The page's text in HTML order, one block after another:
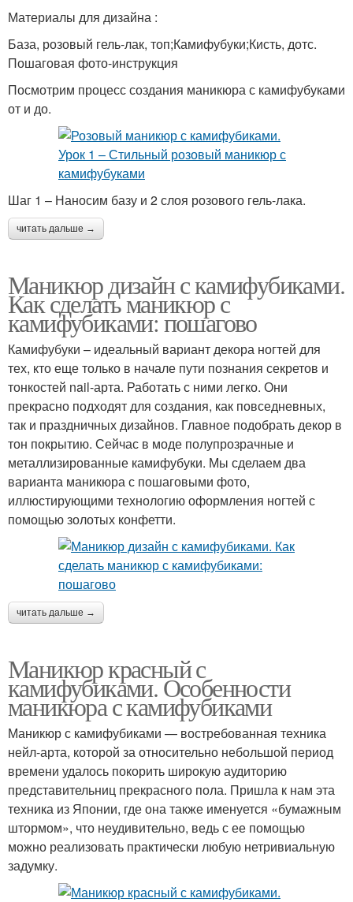
Материалы для дизайна :
База, розовый гель-лак, топ;Камифубуки;Кисть, дотс.
Пошаговая фото-инструкция
Посмотрим процесс создания маникюра с камифубуками
от и до.
Шаг 1 – Наносим базу и 2 слоя розового гель-лака.
читать дальше →
Маникюр дизайн с камифубиками.
Как сделать маникюр с
камифубиками: пошагово
Камифубуки – идеальный вариант декора ногтей для
тех, кто еще только в начале пути познания секретов и
тонкостей nail-арта. Работать с ними легко. Они
прекрасно подходят для создания, как повседневных,
так и праздничных дизайнов. Главное подобрать декор в
тон покрытию. Сейчас в моде полупрозрачные и
металлизированные камифубуки. Мы сделаем два
варианта маникюра с пошаговыми фото,
иллюстирующими технологию оформления ногтей с
помощью золотых конфетти.
читать дальше →
Маникюр красный с
камифубиками. Особенности
маникюра с камифубиками
Маникюр с камифубиками — востребованная техника
нейл-арта, которой за относительно небольшой период
времени удалось покорить широкую аудиторию
представительниц прекрасного пола. Пришла к нам эта
техника из Японии, где она также именуется «бумажным
штормом», что неудивительно, ведь с ее помощью
можно реализовать практически любую нетривиальную
задумку.